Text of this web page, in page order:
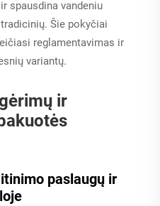
spausdina vandeniu
Šie pokyčiai
reglamentavimas ir
variantų.
ir
paslaugų ir